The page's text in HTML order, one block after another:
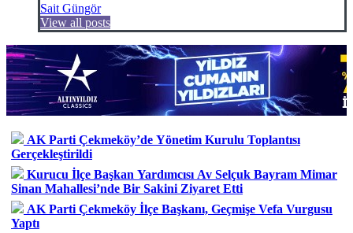
Sait Güngör
View all posts
AK Parti Çekmeköy’de Yönetim Kurulu Toplantısı
Gerçekleştirildi
Kurucu İlçe Başkan Yardımcısı Av Selçuk Bayram Mimar
Sinan Mahallesi’nde Bir Sakini Ziyaret Etti
AK Parti Çekmeköy İlçe Başkanı, Geçmişe Vefa Vurgusu
Yaptı